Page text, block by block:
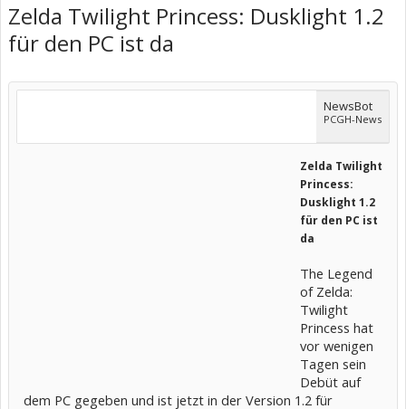
Zelda Twilight Princess: Dusklight 1.2
für den PC ist da
NewsBot
PCGH-News
Zelda Twilight
Princess:
Dusklight 1.2
für den PC ist
da
The Legend
of Zelda:
Twilight
Princess hat
vor wenigen
Tagen sein
Debüt auf
dem PC gegeben und ist jetzt in der Version 1.2 für